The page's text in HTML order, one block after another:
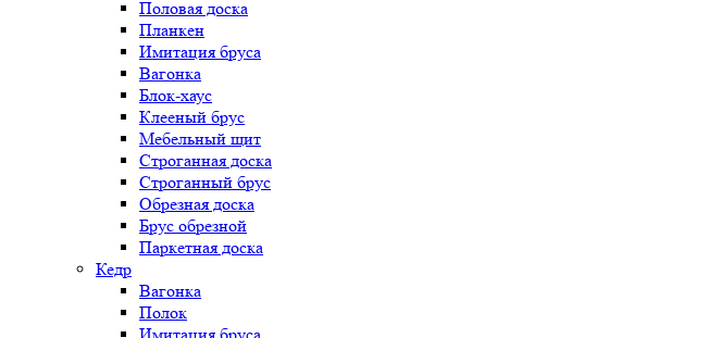
Половая доска
Планкен
Имитация бруса
Вагонка
Блок-хаус
Клееный брус
Мебельный щит
Строганная доска
Строганный брус
Обрезная доска
Брус обрезной
Паркетная доска
Кедр
Вагонка
Полок